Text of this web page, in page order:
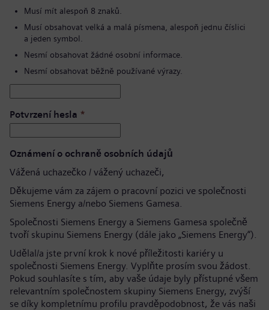
Musí mít alespoň 8 znaků.
Musí obsahovat velká a malá písmena, alespoň jednu číslici
a jeden symbol.
Nesmí obsahovat žádné osobní informace.
Nesmí obsahovat běžně používané výrazy.
Potvrzení hesla *
Oznámení o ochraně osobních údajů
Vážená uchazečko / vážený uchazeči,
Děkujeme vám za zájem o pracovní pozici ve společnosti
Siemens Energy a/nebo Siemens Gamesa.
Společnosti Siemens Energy a Siemens Gamesa společně
tvoří skupinu Siemens Energy (dále jako „Siemens Energy“).
Udělal/a jste první krok k nové příležitosti kariéry u
společnosti Siemens Energy. Vyplňte prosím svou žádost.
Pokud souhlasíte s tím, aby vaše údaje byly přístupné všem
relevantním společnostem skupiny Siemens Energy, zvýší
se díky kompletnímu profilu pravděpodobnost, že vás naši